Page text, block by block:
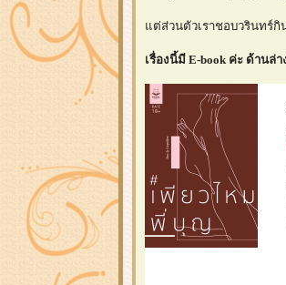
ต่ส่วนตัวเราชอบวรินทร์กิ
เรื่องนี้มี E-book ค่ะ ด้านล่า